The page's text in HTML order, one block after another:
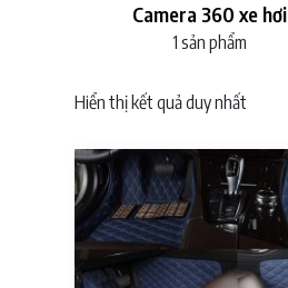
Camera 360 xe hơi
1 sản phẩm
Hiển thị kết quả duy nhất